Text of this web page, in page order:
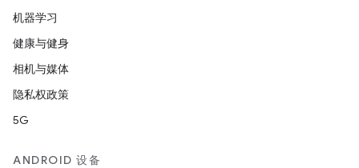
机器学习
健康与健身
相机与媒体
隐私权政策
5G
ANDROID 设备